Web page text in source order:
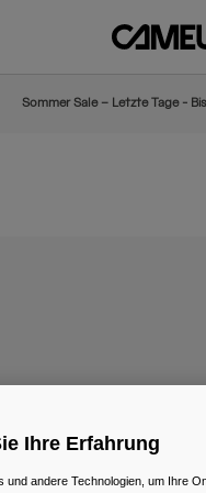
Sommer Sale – Letzte Tage -
Ihre Erfahrung
und andere Technologien, um Ihre